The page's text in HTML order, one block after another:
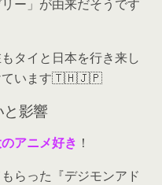
ー」が由来だそうです
タイと日本を行き来し
ています🇹🇭🇯🇵
影響
アニメ好き ！
らった『デジモンアド